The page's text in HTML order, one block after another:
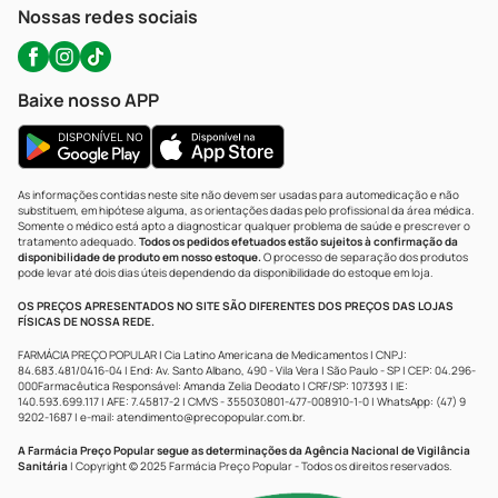
Nossas redes sociais
Baixe nosso APP
As informações contidas neste site não devem ser usadas para automedicação e não
substituem, em hipótese alguma, as orientações dadas pelo profissional da área médica.
Somente o médico está apto a diagnosticar qualquer problema de saúde e prescrever o
tratamento adequado. Todos os pedidos efetuados estão sujeitos à confirmação da
disponibilidade de produto em nosso estoque.O processo de separação dos produtos
pode levar até dois dias úteis dependendo da disponibilidade do estoque em loja.
OS PREÇOS APRESENTADOS NO SITE SÃO DIFERENTES DOS PREÇOS DAS LOJAS
FÍSICAS DE NOSSA REDE.
FARMÁCIA PREÇO POPULAR | Cia Latino Americana de Medicamentos | CNPJ:
84.683.481/0416-04 | End: Av. Santo Albano, 490 - Vila Vera | São Paulo - SP | CEP: 04.296-
000Farmacêutica Responsável: Amanda Zelia Deodato | CRF/SP: 107393 | IE:
140.593.699.117 | AFE: 7.45817-2 | CMVS - 355030801-477-008910-1-0 | WhatsApp: (47) 9
9202-1687 | e-mail: atendimento@precopopular.com.br.
A Farmácia Preço Popular segue as determinações da Agência Nacional de Vigilância
Sanitária | Copyright © 2025 Farmácia Preço Popular - Todos os direitos reservados.